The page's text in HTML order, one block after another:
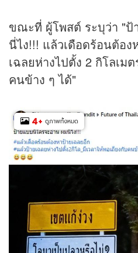
ขณะที่ ผู้โพสต์ ระบุว่า "ป้
นี่ไง!!! แล้วเดือดร้อนต้อ
เฉลยห่างไปตั้ง 2 กิโลเม
คนข้าง ๆ ได้"
4+ ดูภาพทั้งหมด